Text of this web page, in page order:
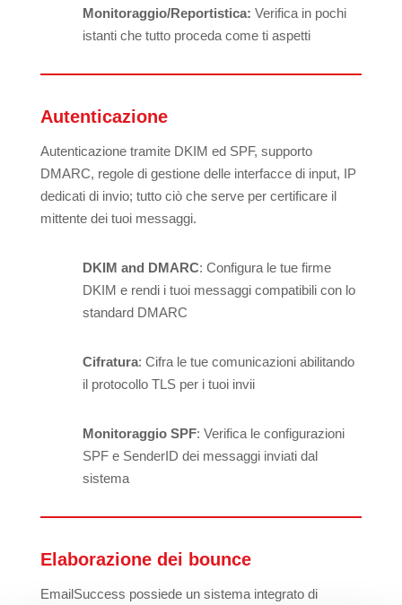
Monitoraggio/Reportistica: Verifica in pochi
istanti che tutto proceda come ti aspetti
Autenticazione
Autenticazione tramite DKIM ed SPF, supporto
DMARC, regole di gestione delle interfacce di input, IP
dedicati di invio; tutto ciò che serve per certificare il
mittente dei tuoi messaggi.
DKIM and DMARC: Configura le tue firme
DKIM e rendi i tuoi messaggi compatibili con lo
standard DMARC
Cifratura: Cifra le tue comunicazioni abilitando
il protocollo TLS per i tuoi invii
Monitoraggio SPF: Verifica le configurazioni
SPF e SenderID dei messaggi inviati dal
sistema
Elaborazione dei bounce
EmailSuccess possiede un sistema integrato di